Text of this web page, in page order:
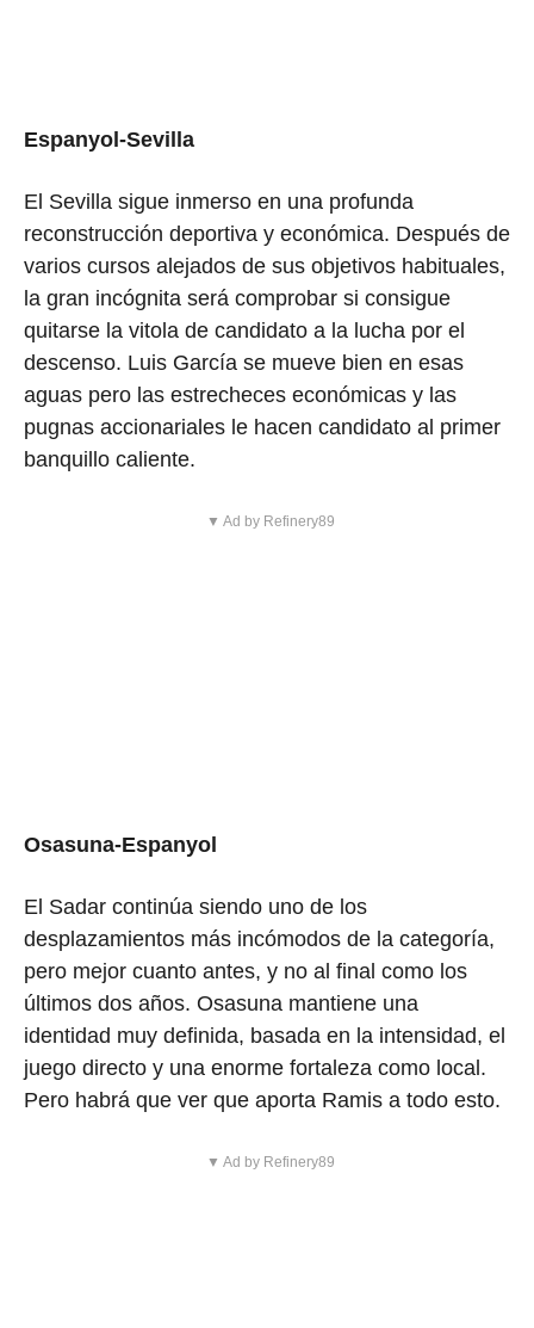
Espanyol-Sevilla
El Sevilla sigue inmerso en una profunda
reconstrucción deportiva y económica. Después de
varios cursos alejados de sus objetivos habituales,
la gran incógnita será comprobar si consigue
quitarse la vitola de candidato a la lucha por el
descenso. Luis García se mueve bien en esas
aguas pero las estrecheces económicas y las
pugnas accionariales le hacen candidato al primer
banquillo caliente.
▼ Ad by Refinery89
Osasuna-Espanyol
El Sadar continúa siendo uno de los
desplazamientos más incómodos de la categoría,
pero mejor cuanto antes, y no al final como los
últimos dos años. Osasuna mantiene una
identidad muy definida, basada en la intensidad, el
juego directo y una enorme fortaleza como local.
Pero habrá que ver que aporta Ramis a todo esto.
▼ Ad by Refinery89